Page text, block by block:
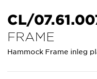
CL/
FRAME
Hammock Frame inleg